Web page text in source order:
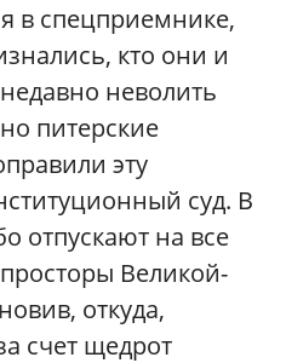
в спецприемнике,
кто они и
неволить
питерские
эту
суд. В
отпускают на все
Великой-
откуда,
счет щедрот